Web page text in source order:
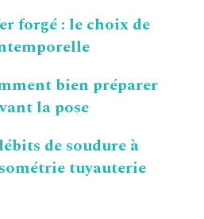
forgé : le choix de
bien préparer
la pose
de soudure à
tuyauterie